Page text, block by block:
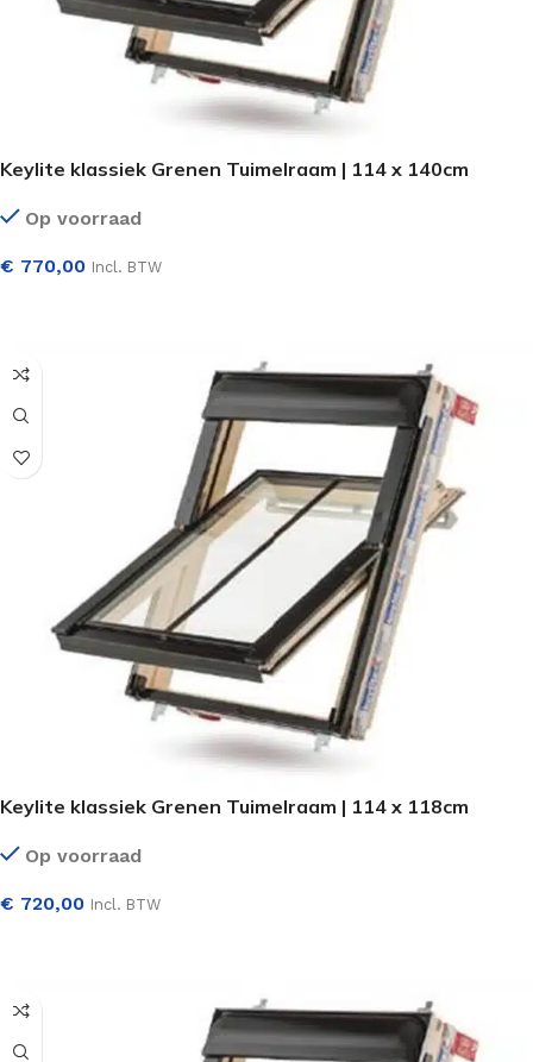
Keylite klassiek Grenen Tuimelraam | 114 x 140cm
Op voorraad
€ 770,00 Incl. BTW
Keylite klassiek Grenen Tuimelraam | 114 x 118cm
Op voorraad
€ 720,00 Incl. BTW